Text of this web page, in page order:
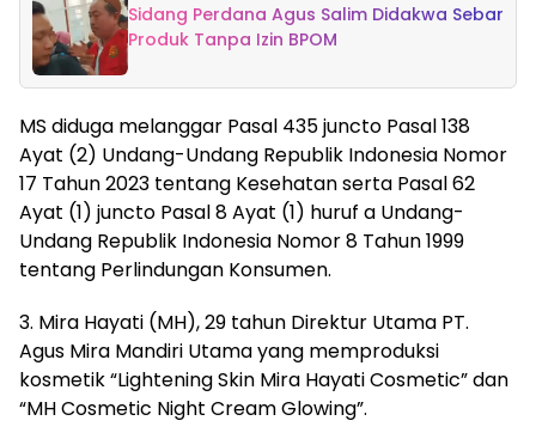
Sidang Perdana Agus Salim Didakwa Sebar
Produk Tanpa Izin BPOM
MS diduga melanggar Pasal 435 juncto Pasal 138
Ayat (2) Undang-Undang Republik Indonesia Nomor
17 Tahun 2023 tentang Kesehatan serta Pasal 62
Ayat (1) juncto Pasal 8 Ayat (1) huruf a Undang-
Undang Republik Indonesia Nomor 8 Tahun 1999
tentang Perlindungan Konsumen.
3. Mira Hayati (MH), 29 tahun Direktur Utama PT.
Agus Mira Mandiri Utama yang memproduksi
kosmetik “Lightening Skin Mira Hayati Cosmetic” dan
“MH Cosmetic Night Cream Glowing”.